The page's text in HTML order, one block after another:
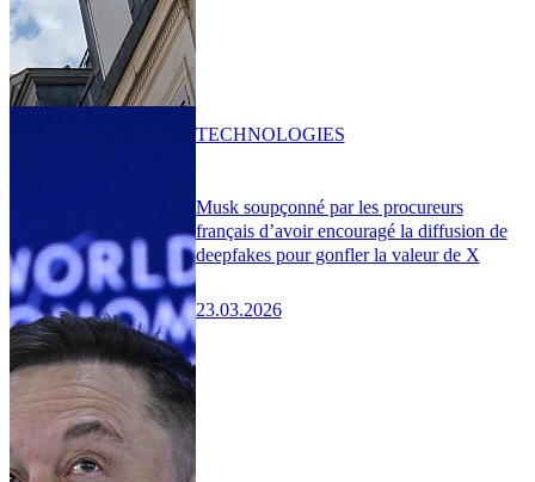
Musk soupçonné par les procureurs
français d’avoir encouragé la diffusion de
deepfakes pour gonfler la valeur de X
23.03.2026
TECHNOLOGIES